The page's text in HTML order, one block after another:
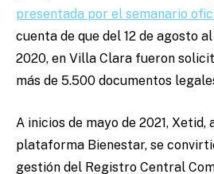
presentada por el semanario
cuenta de que del 12 de agosto
2020, en Villa Clara fueron
más de 5.500 documentos
A inicios de mayo de 2021, Xetid,
plataforma Bienestar, se
gestión del Registro Central